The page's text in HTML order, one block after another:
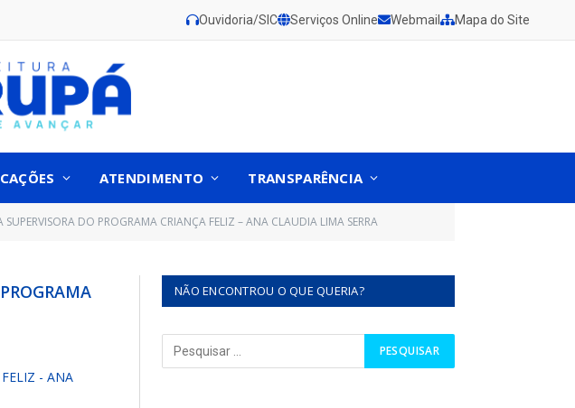
Ouvidoria/SIC Serviços Online Webmail Mapa do Site
ATENDIMENTO TRANSPARÊNCIA
DO PROGRAMA CRIANÇA FELIZ – ANA CLAUDIA LIMA SERRA
- ANA
NÃO ENCONTROU O QUE QUERIA?